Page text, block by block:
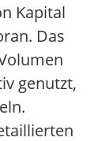
Kapital
Das
genutzt,